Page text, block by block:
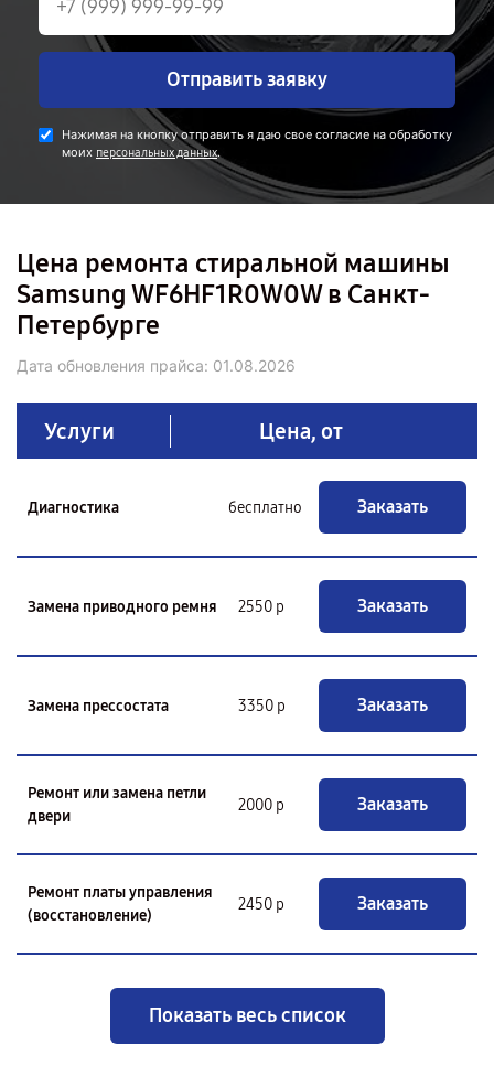
Отправить заявку
Нажимая на кнопку отправить я даю свое согласие на обработку
моих персональных данных.
Цена ремонта стиральной машины
Samsung WF6HF1R0W0W в Санкт-
Петербурге
Дата обновления прайса: 01.08.2026
Услуги Цена, от
Диагностика бесплатно Заказать
Замена приводного ремня 2550 р Заказать
Замена прессостата 3350 р Заказать
Ремонт или замена петли
двери
2000 р Заказать
Ремонт платы управления
(восстановление)
2450 р Заказать
Показать весь список